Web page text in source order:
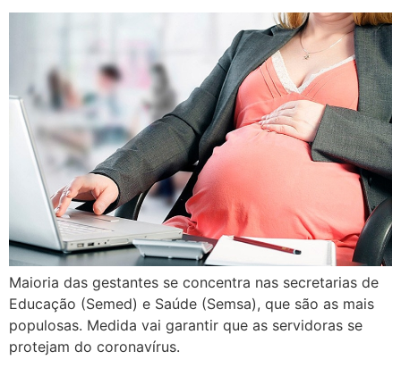
Maioria das gestantes se concentra nas secretarias de
Educação (Semed) e Saúde (Semsa), que são as mais
populosas. Medida vai garantir que as servidoras se
protejam do coronavírus.